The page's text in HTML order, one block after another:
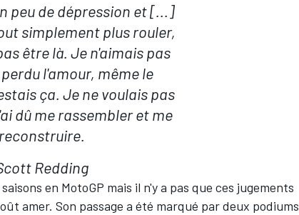
peu de dépression et [...]
simplement plus rouler,
être là. Je n'aimais pas
l'amour, même le
ça. Je ne voulais pas
dû me rassembler et me
reconstruire.
Redding
en MotoGP mais il n'y a pas que ces jugements
amer. Son passage a été marqué par deux podiums